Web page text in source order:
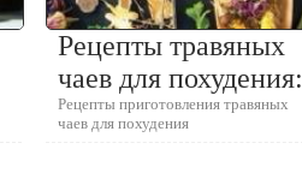
Рецепты травяных
чаев для похудения:
Рецепты приготовления травяных
чаев для похудения